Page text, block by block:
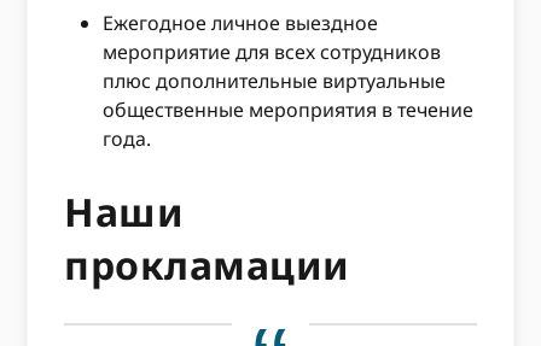
Ежегодное личное выездное
мероприятие для всех сотрудников
плюс дополнительные виртуальные
общественные мероприятия в течение
года.
Наши
прокламации